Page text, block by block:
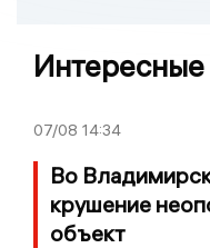
Интересные
07/08 14:34
Во
крушение
объект